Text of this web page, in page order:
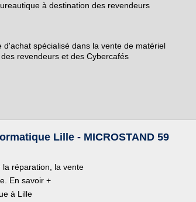
à destination des revendeurs
spécialisé dans la vente de matériel
revendeurs et des Cybercafés
Lille - MICROSTAND 59
réparation, la vente
En savoir +
à Lille